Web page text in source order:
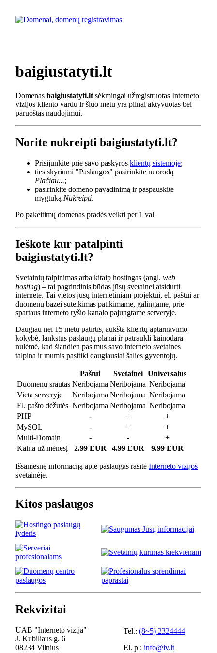
baigiustatyti.lt
Domenas baigiustatyti.lt sėkmingai užregistruotas Interneto
vizijos kliento vardu ir šiuo metu yra pilnai aktyvuotas bei
paruoštas naudojimui.
Norite nukreipti baigiustatyti.lt?
Prisijunkite prie savo paskyros klientų sistemoje;
ties skyriumi "Paslaugos" pasirinkite nuorodą
Plačiau...;
pasirinkite domeno pavadinimą ir paspauskite
mygtuką Nukreipti.
Po pakeitimų domenas pradės veikti per 1 val.
Ieškote kur patalpinti
baigiustatyti.lt?
Svetainių talpinimas arba kitaip hostingas (angl. web
hosting) – tai pagrindinis būdas jūsų svetainei atsidurti
internete. Tai vietos jūsų internetiniam projektui, el. paštui ar
duomenų bazei suteikimas patikimame, galingame, prie
spartaus interneto ryšio kanalo pajungtame serveryje.
Daugiau nei 15 metų patirtis, aukšta klientų aptarnavimo
kokybė, lankstūs paslaugų planai ir patraukli kainodara
nulėmė, kad šiandien pas mus savo interneto svetaines
talpina ir mumis pasitiki daugiausiai šalies gyventojų.
Paštui Svetainei
Universalus
Duomenų srautas Neribojama Neribojama Neribojama
Vieta serveryje
Neribojama Neribojama Neribojama
El. pašto dėžutės Neribojama Neribojama Neribojama
PHP
- +
+
MySQL
- +
+
Multi-Domain
- -
+
Kaina už mėnesį
2.99 EUR 4.99 EUR 9.99 EUR
Išsamesnę informaciją apie paslaugas rasite Interneto vizijos
svetainėje.
Kitos paslaugos
Rekvizitai
UAB "Interneto vizija"
J. Kubiliaus g. 6
08234 Vilnius
Tel.: (8~5) 2324444
El. p.: info@iv.lt